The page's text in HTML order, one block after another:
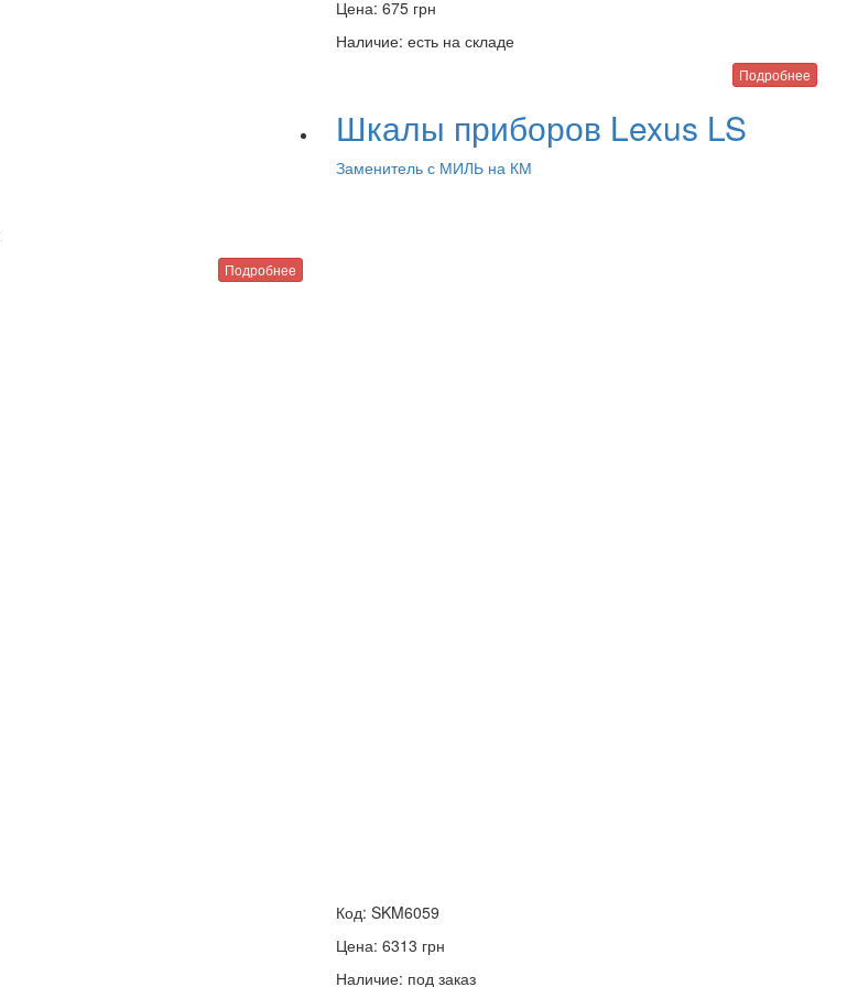
Подробнее
Цена: 675 грн
Наличие: есть на складе
Подробнее
Шкалы приборов Lexus LS
Заменитель с МИЛЬ на КМ
Код: SKM6059
Цена: 6313 грн
Наличие: под заказ